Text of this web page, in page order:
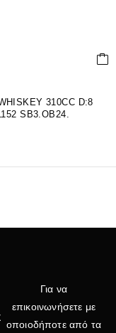
310CC D:8
SB3.OB24.
Για να
επικοινωνήσετε με
οποιοδήποτε από τα